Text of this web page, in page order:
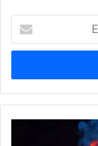
Posta
adresinizi